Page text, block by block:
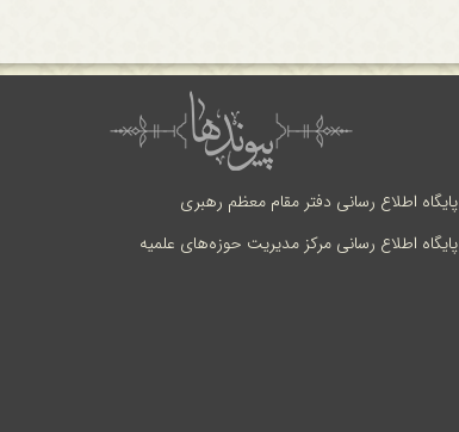
پایگاه اطلاع رسانی دفتر مقام معظم رهبری
پایگاه اطلاع رسانی مرکز مدیریت حوزه‌های علمیه